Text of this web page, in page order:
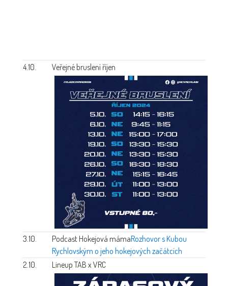
4.10. Veřejné bruslení říjen
3.10. Podcast Hokejová mámaRozhovor s Kubou
Rychlovským o jeho hokejových začátcích
2.10.
Lineup TAB x VRC